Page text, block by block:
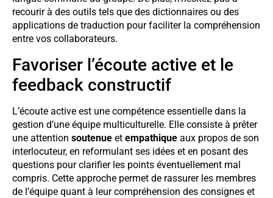
recourir à des outils tels que des dictionnaires ou des
applications de traduction pour faciliter la compréhension
entre vos collaborateurs.
Favoriser l’écoute active et le
feedback constructif
L’écoute active est une compétence essentielle dans la
gestion d’une équipe multiculturelle. Elle consiste à prêter
une attention soutenue et empathique aux propos de son
interlocuteur, en reformulant ses idées et en posant des
questions pour clarifier les points éventuellement mal
compris. Cette approche permet de rassurer les membres
de l’équipe quant à leur compréhension des consignes et